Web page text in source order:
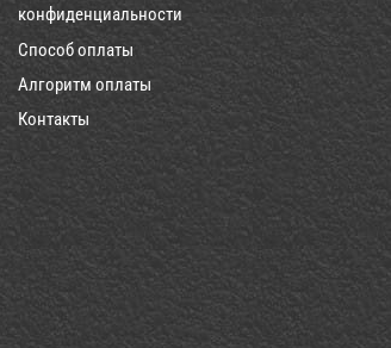
конфиденциальности
Способ оплаты
Алгоритм оплаты
Контакты